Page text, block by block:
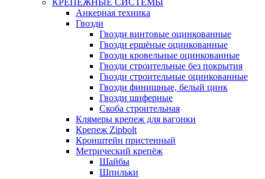
КРЕПЕЖНЫЕ СИСТЕМЫ
Анкерная техника
Гвозди
Гвозди винтовые оцинкованные
Гвозди ершёные оцинкованные
Гвозди кровельные оцинкованные
Гвозди строительные без покрытия
Гвозди строительные оцинкованные
Гвозди финишные, белый цинк
Гвозди шиферные
Скоба строительная
Клямеры крепеж для вагонки
Крепеж Zipbolt
Кронштейн пристенный
Метрический крепёж
Шайбы
Шпильки